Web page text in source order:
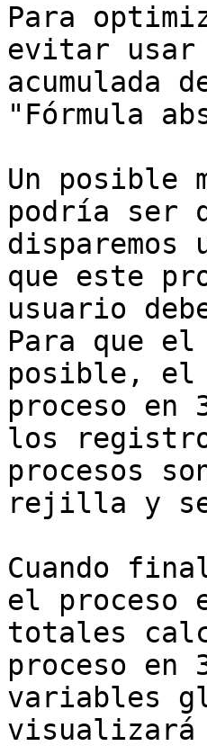
Para
evitar usar
acumulada
"Fórmula
Un posible
podría ser
que este
usuario
Para que
posible, el
proceso en
los
procesos
rejilla y se
Cuando
el proceso
totales
proceso en
variables